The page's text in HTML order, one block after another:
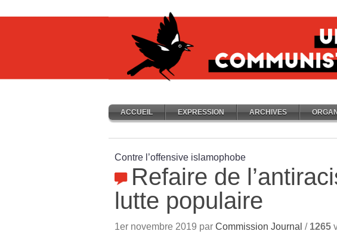
ACCUEIL EXPRESSION ARCHIVES
Contre l’offensive islamophobe
Refaire de
lutte populaire
1er novembre 2019 par Commission Journal / 1265